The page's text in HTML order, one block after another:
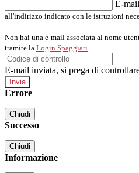
E-mail
all'indirizzo indicato con le istruzioni
Non hai una e-mail associata al nome
tramite la Login Spaggiari
E-mail inviata, si prega di
Errore
Chiudi
Successo
Chiudi
Informazione